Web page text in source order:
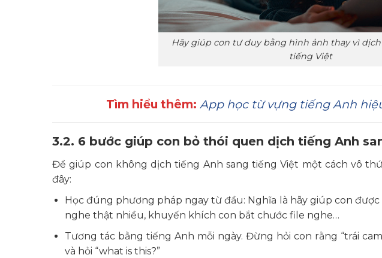
Hãy giúp con tư duy bằng hình ảnh thay vì
tiếng Việt
Tìm hiểu thêm: App học từ vựng tiếng Anh
3.2. 6 bước giúp con bỏ thói quen dịch tiếng Anh
Để giúp con không dịch tiếng Anh sang tiếng Việt một cách vô
đây:
Học đúng phương pháp ngay từ đầu: Nghĩa là hãy giúp con
nghe thật nhiều, khuyến khích con bắt chước file nghe…
Tương tác bằng tiếng Anh mỗi ngày. Đừng hỏi con rằng “trái
và hỏi “what is this?”